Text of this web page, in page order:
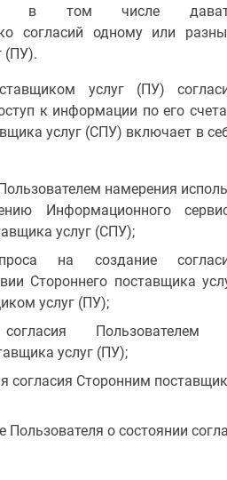
в том числе
согласий одному или
(ПУ).
услуг (ПУ)
к информации по его
услуг (СПУ) включает в
намерения
Информационного
услуг (СПУ);
на создание
Стороннего поставщика
услуг (ПУ);
согласия Пользователем
услуг (ПУ);
согласия Сторонним
Пользователя о состоянии